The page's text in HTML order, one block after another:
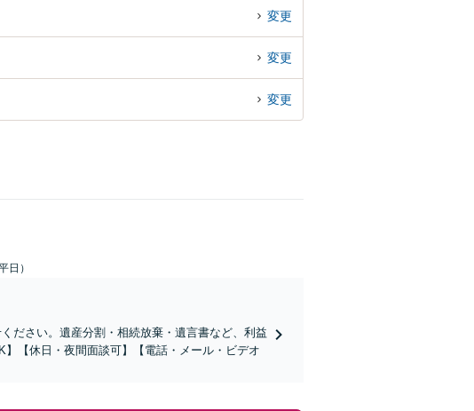
変更
変更
変更
日）
ださい。遺産分割・相続放棄・遺言書など、利益
【休日・夜間面談可】【電話・メール・ビデオ